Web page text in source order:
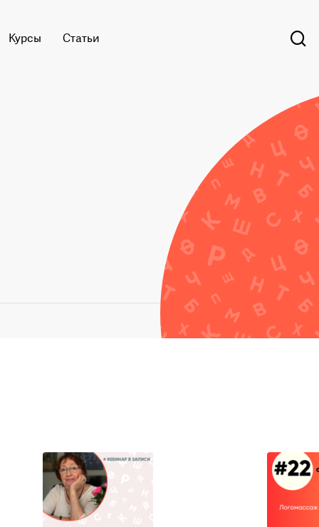
Курсы Статьи